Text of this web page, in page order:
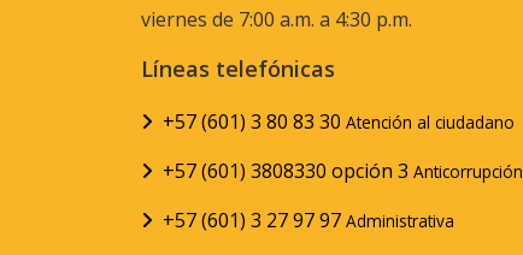
viernes de 7:00 a.m. a 4:30 p.m.
Líneas telefónicas
+57 (601) 3 80 83 30 Atención al ciudadano
+57 (601) 3808330 opción 3 Anticorrupción
+57 (601) 3 27 97 97 Administrativa